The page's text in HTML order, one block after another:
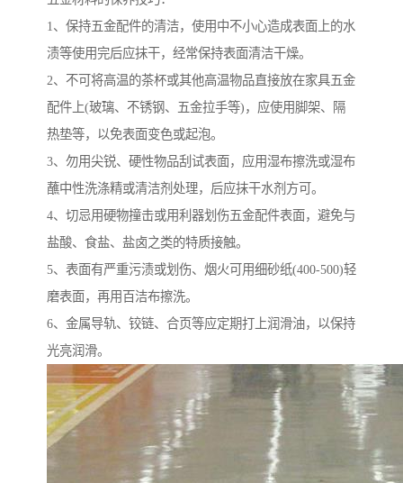
1、保持五金配件的清洁，使用中不小心造成表面上的水
渍等使用完后应抹干，经常保持表面清洁干燥。
2、不可将高温的茶杯或其他高温物品直接放在家具五金
配件上(玻璃、不锈钢、五金拉手等)，应使用脚架、隔
热垫等，以免表面变色或起泡。
3、勿用尖锐、硬性物品刮试表面，应用湿布擦洗或湿布
蘸中性洗涤精或清洁剂处理，后应抹干水剂方可。
4、切忌用硬物撞击或用利器划伤五金配件表面，避免与
盐酸、食盐、盐卤之类的特质接触。
5、表面有严重污渍或划伤、烟火可用细砂纸(400-500)轻
磨表面，再用百洁布擦洗。
6、金属导轨、铰链、合页等应定期打上润滑油，以保持
光亮润滑。